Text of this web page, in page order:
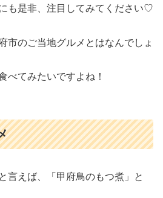
も是非、注目してみてください♡
市のご当地グルメとはなんでしょ
べてみたいですよね！
言えば、「甲府鳥のもつ煮」と